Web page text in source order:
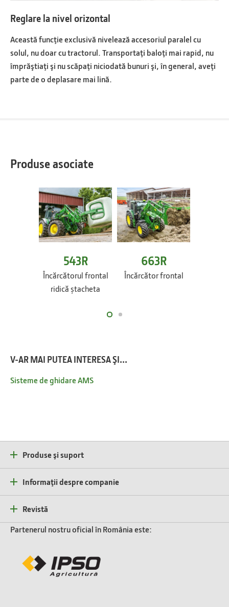
Reglare la nivel orizontal
Această funcţie exclusivă nivelează accesoriul paralel cu
solul, nu doar cu tractorul. Transportaţi baloţi mai rapid, nu
împrăştiaţi şi nu scăpaţi niciodată bunuri şi, în general, aveţi
parte de o deplasare mai lină.
Produse asociate
543R
Încărcătorul frontal
ridică ștacheta
663R
Încărcător frontal
V-AR MAI PUTEA INTERESA ŞI...
Sisteme de ghidare AMS
Produse şi suport
Informaţii despre companie
Revistă
Partenerul nostru oficial în România este: